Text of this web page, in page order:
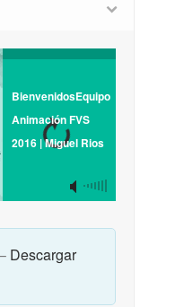
BienvenidosEquipo
Animación FVS
2016 | Miguel Rios
Descargar